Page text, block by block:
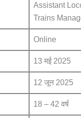
Assistant
Trains
Online
13 मई 2025
12 जून 2025
18 – 42 वर्ष